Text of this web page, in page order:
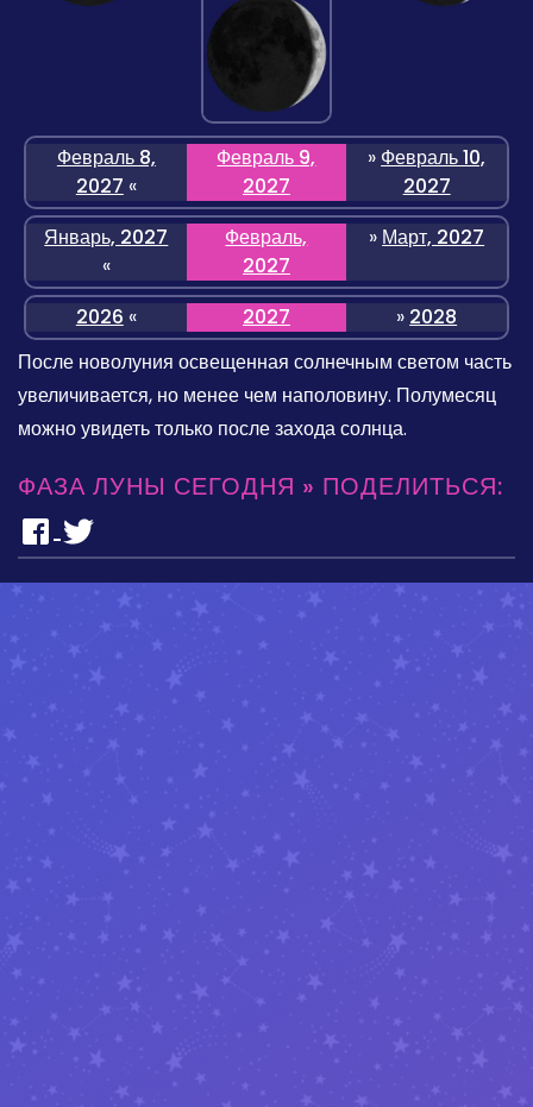
Февраль 8,
2027 «
Февраль 9,
2027
» Февраль 10,
2027
Январь, 2027
«
Февраль,
2027
» Март, 2027
2026 « 2027 » 2028
После новолуния освещенная солнечным светом часть
увеличивается, но менее чем наполовину. Полумесяц
можно увидеть только после захода солнца.
ФАЗА ЛУНЫ СЕГОДНЯ » ПОДЕЛИТЬСЯ: